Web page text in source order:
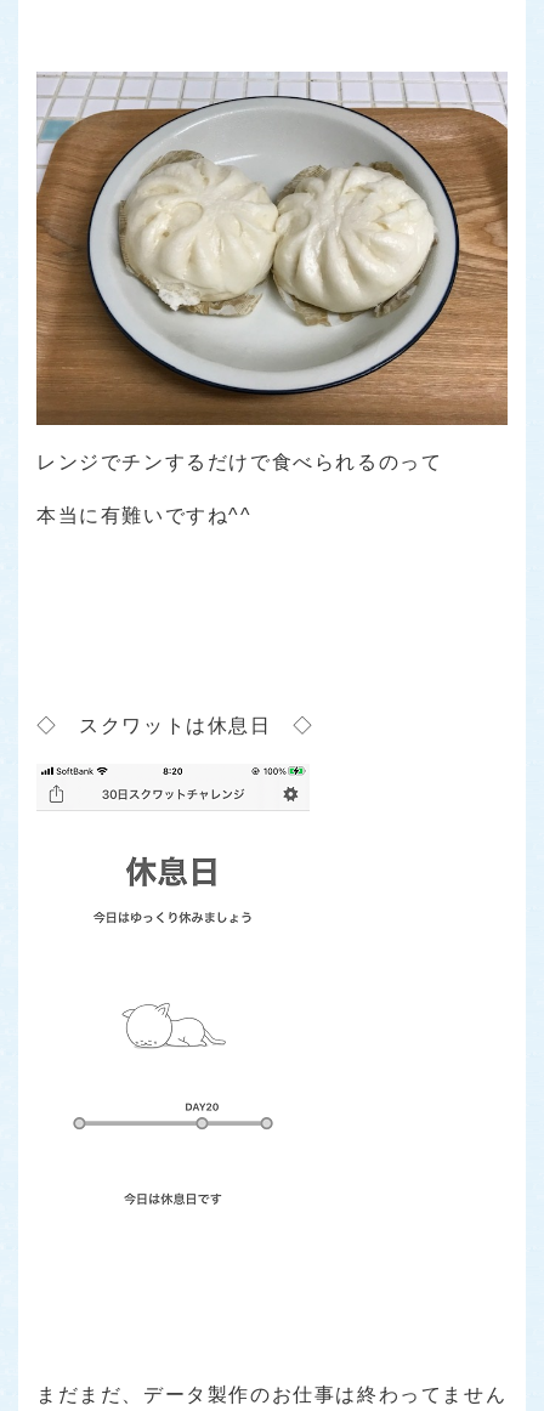
レンジでチンするだけで食べられるのって
本当に有難いですね^^
◇ スクワットは休息日 ◇
まだまだ、データ製作のお仕事は終わってません